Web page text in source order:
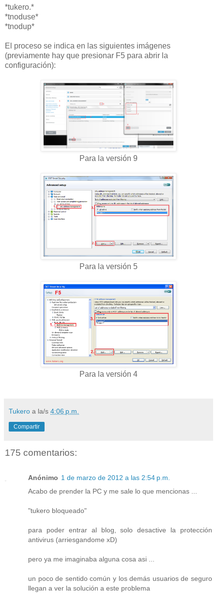
*tukero.*
*tnoduse*
*tnodup*
El proceso se indica en las siguientes imágenes
(previamente hay que presionar F5 para abrir la
configuración):
Para la versión 9
Para la versión 5
Para la versión 4
Tukero a la/s 4:06 p.m.
Compartir
175 comentarios:
Anónimo 1 de marzo de 2012 a las 2:54 p.m.
Acabo de prender la PC y me sale lo que mencionas ...
"tukero bloqueado"
para poder entrar al blog, solo desactive la protección
antivirus (arriesgandome xD)
pero ya me imaginaba alguna cosa asi ...
un poco de sentido común y los demás usuarios de seguro
llegan a ver la solución a este problema